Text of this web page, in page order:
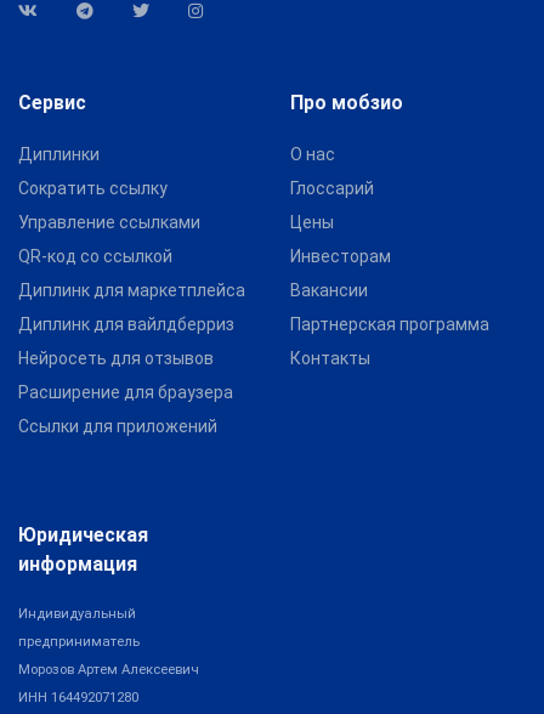
Сервис
Диплинки
Сократить ссылку
Управление ссылками
QR-код со ссылкой
Диплинк для маркетплейса
Диплинк для вайлдберриз
Нейросеть для отзывов
Расширение для браузера
Ссылки для приложений
Про мобзио
О нас
Глоссарий
Цены
Инвесторам
Вакансии
Партнерская программа
Контакты
Юридическая
информация
Индивидуальный
предприниматель
Морозов Артем Алексеевич
ИНН 164492071280